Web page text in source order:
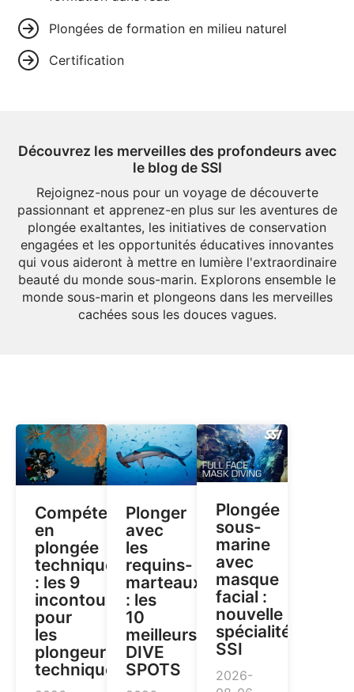
Plongées de formation en milieu naturel
Certification
Découvrez les merveilles des profondeurs avec
le blog de SSI
Rejoignez-nous pour un voyage de découverte
passionnant et apprenez-en plus sur les aventures de
plongée exaltantes, les initiatives de conservation
engagées et les opportunités éducatives innovantes
qui vous aideront à mettre en lumière l'extraordinaire
beauté du monde sous-marin. Explorons ensemble le
monde sous-marin et plongeons dans les merveilles
cachées sous les douces vagues.
Compétences
en
plongée
technique
: les 9
incontournables
pour
les
plongeurs
techniques
Plonger
avec
les
requins-
marteaux
: les
10
meilleurs
DIVE
SPOTS
Plongée
sous-
marine
avec
masque
facial :
nouvelle
spécialité
SSI
2026-